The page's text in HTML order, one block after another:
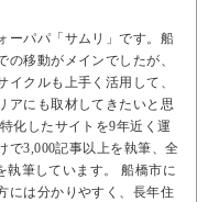
ーパパ「サムリ」です。船
の移動がメインでしたが、
イクルも上手く活用して、
アにも取材してきたいと思
化したサイトを9年近く運
で3,000記事以上を執筆、全
執筆しています。 船橋市に
には分かりやすく、長年住